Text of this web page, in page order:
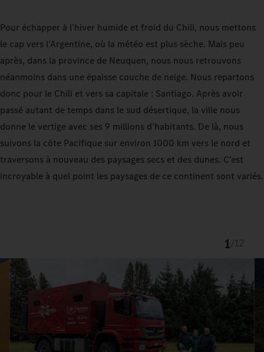
Pour échapper à l’hiver humide et froid du Chili, nous mettons
le cap vers l’Argentine, où la météo est plus sèche. Mais peu
après, dans la province de Neuquen, nous nous retrouvons
néanmoins dans une épaisse couche de neige. Nous repartons
donc pour le Chili et vers sa capitale : Santiago. Après avoir
passé autant de temps dans le sud désertique, la ville nous
donne le vertige avec ses 9 millions d’habitants. De là, nous
suivons la côte Pacifique sur environ 1000 km vers le nord et
traversons à nouveau des paysages secs et des dunes. C’est
incroyable à quel point les paysages de ce continent sont variés.
1